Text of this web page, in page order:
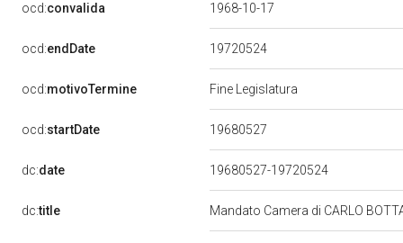
ocd:convalida 1968-10-17
ocd:endDate 19720524
ocd:motivoTermine Fine Legislatura
ocd:startDate 19680527
dc:date 19680527-19720524
dc:title Mandato Camera di CARLO